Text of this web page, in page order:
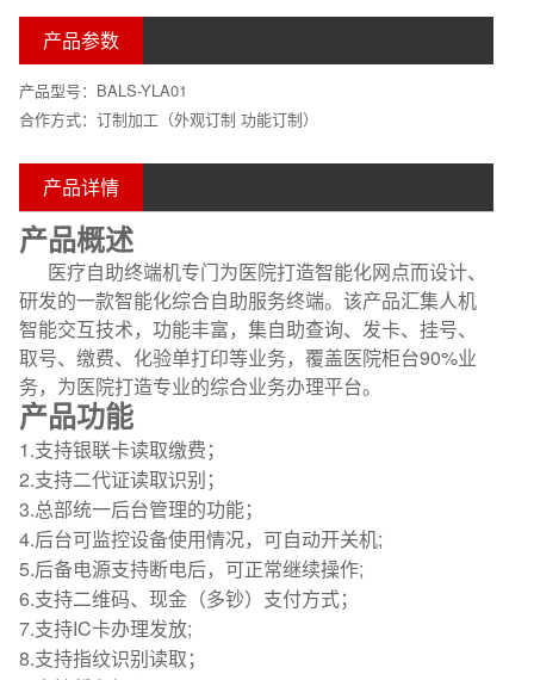
产品参数
产品型号：BALS-YLA01
合作方式：订制加工（外观订制 功能订制）
产品详情
产品概述
医疗自助终端机专门为医院打造智能化网点而设计、
研发的一款智能化综合自助服务终端。该产品汇集人机
智能交互技术，功能丰富，集自助查询、发卡、挂号、
取号、缴费、化验单打印等业务，覆盖医院柜台90%业
务，为医院打造专业的综合业务办理平台。
产品功能
1.支持银联卡读取缴费；
2.支持二代证读取识别；
3.总部统一后台管理的功能；
4.后台可监控设备使用情况，可自动开关机;
5.后备电源支持断电后，可正常继续操作;
6.支持二维码、现金（多钞）支付方式；
7.支持IC卡办理发放;
8.支持指纹识别读取；